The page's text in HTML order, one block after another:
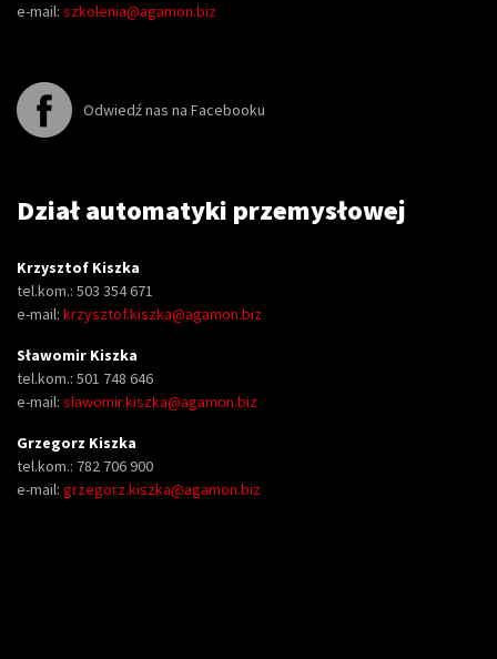
e-mail: szkolenia@agamon.biz
Odwiedź nas na Facebooku
Dział automatyki przemysłowej
Krzysztof Kiszka
tel.kom.: 503 354 671
e-mail: krzysztof.kiszka@agamon.biz
Sławomir Kiszka
tel.kom.: 501 748 646
e-mail: slawomir.kiszka@agamon.biz
Grzegorz Kiszka
tel.kom.: 782 706 900
e-mail: grzegorz.kiszka@agamon.biz